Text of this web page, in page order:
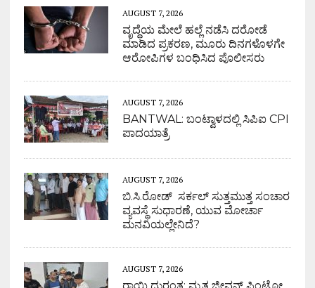
AUGUST 7, 2026
ವೃದ್ಧೆಯ ಮೇಲೆ ಹಲ್ಲೆ ನಡೆಸಿ ದರೋಡೆ
ಮಾಡಿದ ಪ್ರಕರಣ, ಮೂರು ದಿನಗಳೊಳಗೇ
ಆರೋಪಿಗಳ ಬಂಧಿಸಿದ ಪೊಲೀಸರು
AUGUST 7, 2026
BANTWAL: ಬಂಟ್ವಾಳದಲ್ಲಿ ಸಿಪಿಐ CPI
ಪಾದಯಾತ್ರೆ
AUGUST 7, 2026
ಬಿ.ಸಿ.ರೋಡ್ ಸರ್ಕಲ್ ಸುತ್ತಮುತ್ತ ಸಂಚಾರ
ವ್ಯವಸ್ಥೆ ಸುಧಾರಣೆ, ಯುವ ಮೋರ್ಚಾ
ಮನವಿಯಲ್ಲೇನಿದೆ?
AUGUST 7, 2026